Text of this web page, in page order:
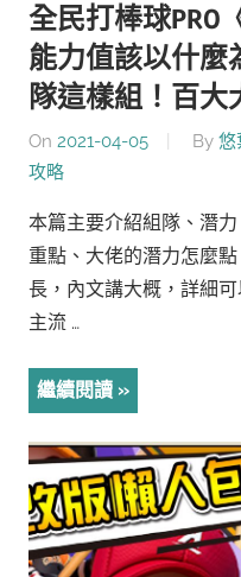
全民打棒球PRO
能力值該以什麼
隊這樣組！百大
On 2021-04-05 By 悠
攻略
本篇主要介紹組隊、潛
重點、大佬的潛力怎麼
長，內文講大概，詳細
主流 …
繼續閱讀